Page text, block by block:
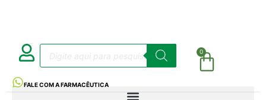
0
FALE COM A FARMACÊUTICA